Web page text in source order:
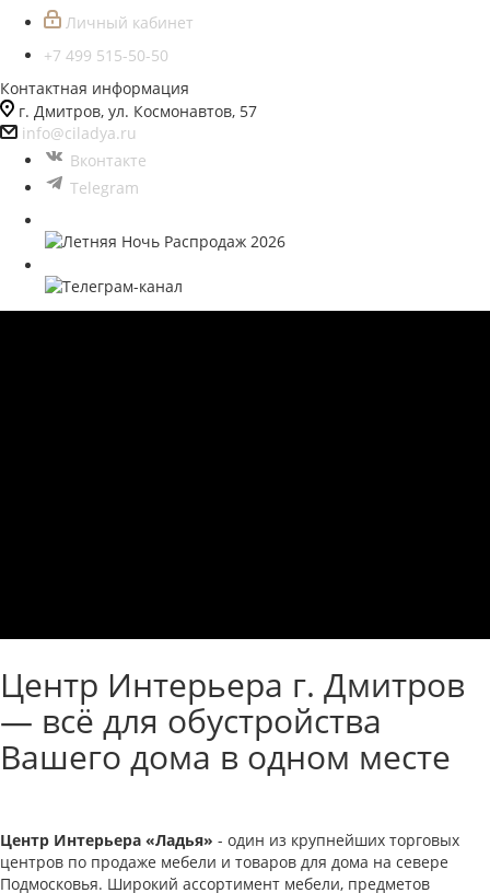
Личный кабинет
+7 499 515-50-50
Контактная информация
г. Дмитров, ул. Космонавтов, 57
info@ciladya.ru
Вконтакте
Telegram
Центр Интерьера г. Дмитров
— всё для обустройства
Вашего дома в одном месте
Центр Интерьера «Ладья» - один из крупнейших торговых
центров по продаже мебели и товаров для дома на севере
Подмосковья. Широкий ассортимент мебели, предметов